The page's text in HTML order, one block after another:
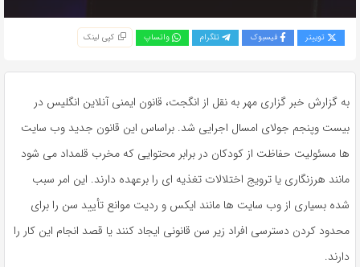
توییتر فیسبوک تلگرام واتساپ کپی لینک
به گزارش خبر گزاری مهر به نقل از انگجت، قانون ایمنی آنلاین انگلیس در
بیست وپنجم جولای امسال اجرایی شد. براساس این قانون جدید وب سایت
ها مسئولیت حفاظت از کودکان در برابر محتوایی که مخرب قلمداد می شود
مانند هرزنگاری یا ترویج اختلالات تغذیه ای را برعهده دارند. این امر سبب
شده بسیاری از وب سایت ها مانند ایکس و ردیت موانع تأیید سن را برای
محدود کردن دسترسی افراد زیر سن قانونی ایجاد کنند یا قصد انجام این کار را
دارند.